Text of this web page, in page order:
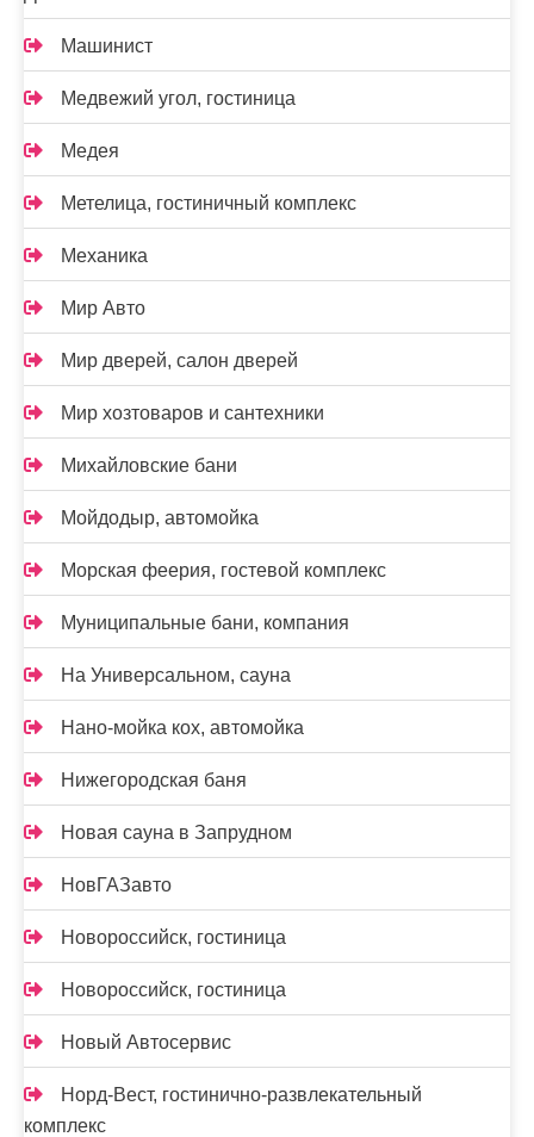
Машинист
Медвежий угол, гостиница
Медея
Метелица, гостиничный комплекс
Механика
Мир Авто
Мир дверей, салон дверей
Мир хозтоваров и сантехники
Михайловские бани
Мойдодыр, автомойка
Морская феерия, гостевой комплекс
Муниципальные бани, компания
На Универсальном, сауна
Нано-мойка кох, автомойка
Нижегородская баня
Новая сауна в Запрудном
НовГАЗавто
Новороссийск, гостиница
Новороссийск, гостиница
Новый Автосервис
Норд-Вест, гостинично-развлекательный
комплекс